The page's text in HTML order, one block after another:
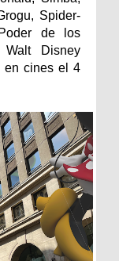
Spider-
de los
Disney
en cines el 4